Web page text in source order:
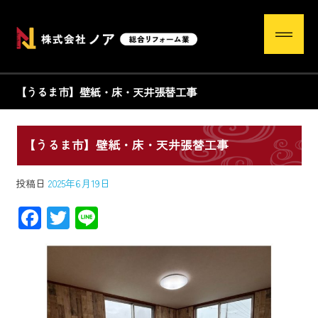
【うるま市】壁紙・床・天井張替工事
【うるま市】壁紙・床・天井張替工事
投稿日 2025年6月19日
F
ac
b
o
T
wi
er
ne